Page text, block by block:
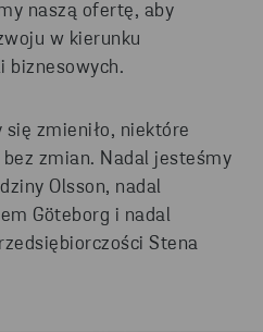
naszą ofertę, aby
w kierunku
biznesowych.
zmieniło, niektóre
zmian. Nadal jesteśmy
Olsson, nadal
Göteborg i nadal
Stena